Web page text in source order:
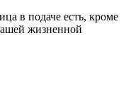
в подаче есть, кроме
жизненной